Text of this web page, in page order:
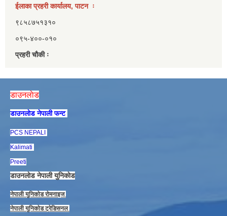
ईलाका प्रहरी कार्यालय, पाटन ः
९८५८७५१३१०
०९५-४००-०१०
प्रहरी चौकी ः
डाउनलाेड
डाउनलाेड नेपाली फन्ट
PCS NEPALI
Kalimati
Preeti
डाउनलाेड नेपाली युनिकाेड
नेपाली युनिकाेड राेमनाइज
नेपाली युनिकाेड ट्रेडिसनल